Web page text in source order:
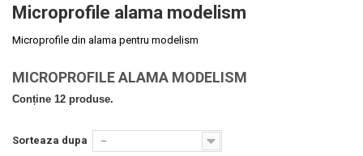
Microprofile alama modelism
Microprofile din alama pentru modelism
MICROPROFILE ALAMA MODELISM
Conține 12 produse.
Sorteaza dupa --